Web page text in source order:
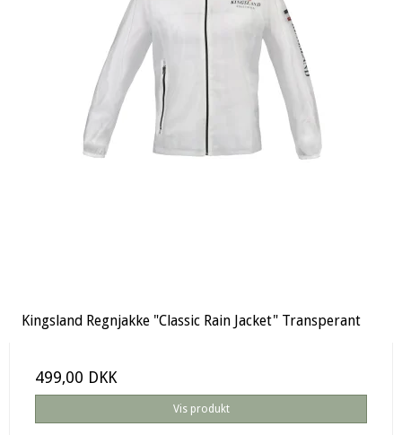
Kingsland Regnjakke "Classic Rain Jacket" Transperant
499,00 DKK
Vis produkt